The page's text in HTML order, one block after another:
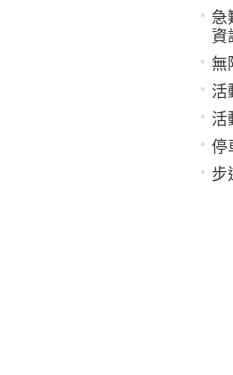
急
資
無
活
活
停
步